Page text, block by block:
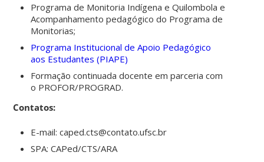
Programa de Monitoria Indígena e Quilombola e
Acompanhamento pedagógico do Programa de
Monitorias;
Programa Institucional de Apoio Pedagógico
aos Estudantes (PIAPE)
Formação continuada docente em parceria com
o PROFOR/PROGRAD.
Contatos:
E-mail: caped.cts@contato.ufsc.br
SPA: CAPed/CTS/ARA